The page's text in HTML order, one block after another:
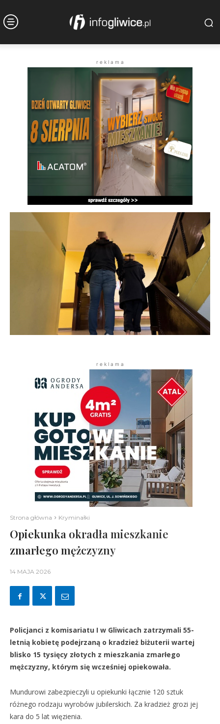
r e k l a m a
r e k l a m a
Strona główna Kryminałki
Opiekunka okradła mieszkanie
zmarłego mężczyzny
14 MAJA 2026
Policjanci z komisariatu I w Gliwicach zatrzymali 55-
letnią kobietę podejrzaną o kradzież biżuterii wartej
blisko 15 tysięcy złotych z mieszkania zmarłego
mężczyzny, którym się wcześniej opiekowała.
Mundurowi zabezpieczyli u opiekunki łącznie 120 sztuk
różnego rodzaju wyrobów jubilerskich. Za kradzież grozi jej
kara do 5 lat więzienia.